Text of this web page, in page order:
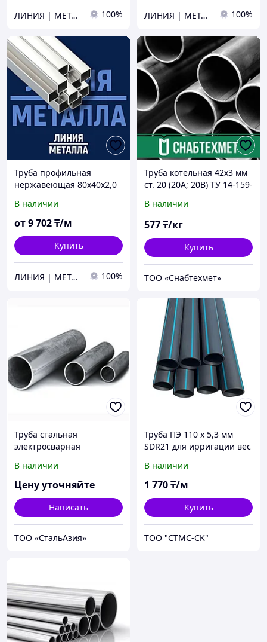
ЛИНИЯ | МЕТАЛЛА 100% ЛИНИЯ | МЕТАЛЛА 100%
Труба профильная
нержавеющая 80х40х2,0
В наличии
от9 702₸/м
Купить
ЛИНИЯ | МЕТАЛЛА 100%
Труба котельная 42х3 мм
ст. 20 (20А; 20В) ТУ 14-159-
В наличии
577₸/кг
Купить
ТОО «Снабтехмет»
Труба стальная
электросварная
В наличии
Цену уточняйте
Написать
ТОО «СтальАзия»
Труба ПЭ 110 х 5,3 мм
SDR21 для ирригации вес
32415-2013
В наличии
1 770₸/м
Купить
ТОО "CTMC-CK"